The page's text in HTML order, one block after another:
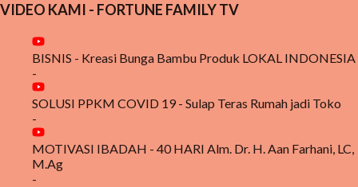
VIDEO KAMI - FORTUNE FAMILY TV
BISNIS - Kreasi Bunga Bambu Produk LOKAL INDONESIA
-
SOLUSI PPKM COVID 19 - Sulap Teras Rumah jadi Toko
-
MOTIVASI IBADAH - 40 HARI Alm. Dr. H. Aan Farhani, LC,
M.Ag
-